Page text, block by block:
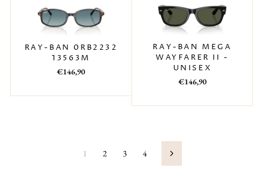
RAY-BAN 0RB2232
13563M
Prezzo
Prezzo
€146,90
RAY-BAN MEGA
WAYFARER II -
UNISEX
Prezzo
listino
Prezzo
€146,90
1 2 3 4 Successivo